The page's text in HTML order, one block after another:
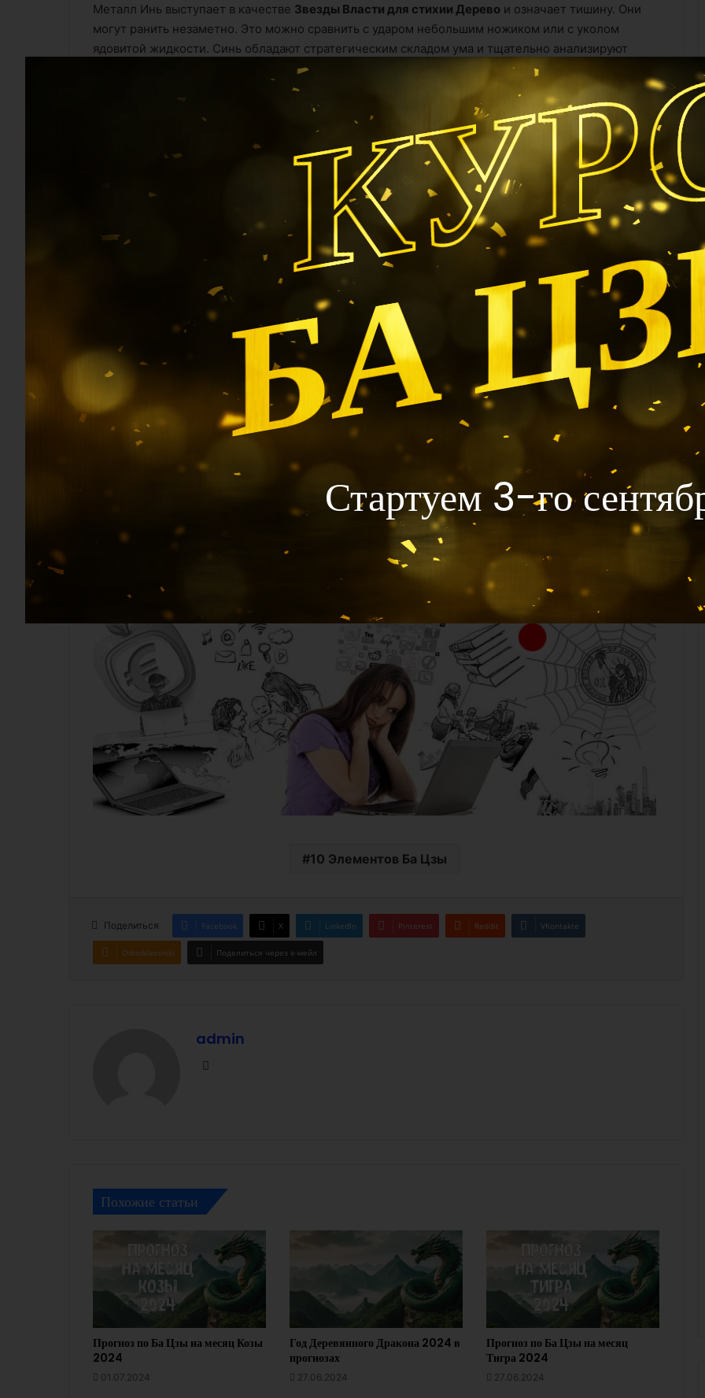
Металл Инь выступает в качестве Звезды Власти для стихии Дерево и означает тишину. Они
могут ранить незаметно. Это можно сравнить с ударом небольшим ножиком или с уколом
ядовитой жидкости. Синь обладают стратегическим складом ума и тщательно анализируют
каждое действие. Жизнь научила этих мягких и уязвимых натур проявлять осторожность при
каждом шаге. Они не сообщают о своих действиях до самого последнего момента, что делает
их скрытными и неумолимыми. Если вы когда – нибудь видели фильм, в котором злодей в конце
описывает свои планы, то этот тот самый образ – они будут хвастаться своими достижениями
только после их безупречного исполнения.
. Это настоящий катализатор. Вода не производится, а
скорее сливается с себе подобными, и катализатором этого влечения является Синь. Он
собирает идеи вместе, обеспечивает их согласованность между собой, и в результате создается
что-то новое. Он как хамелеон, когда речь заходит о чувствах, Металл Инь сливается с
действительностью. Мудрость и эмоциональность формируются главным образом на основании
опыта других людей, ему не нужно переживать эти события самому (способен учиться на
ошибках других людей).
Резюме:
Лично я называю Металл Инь алмазом, потому что у него есть потенциал стать драгоценным
камнем. Стоит ему отбросить чувства, и он становится самым прочным элементом. Мягкость
ему придает эмоциональная привязанность. Таким людям важно чувствовать себя любимыми,
обожаемыми и защищенными. Будьте осторожны, так как они могут затянуть вас в свои
эмоциональные сети.
Б дущее
10 Элементов Ба Цзы
Поделиться Facebook X LinkedIn Pinterest Reddit VKontakte
Odnoklassniki Поделиться через е-мейл
admin
Похожие статьи
Прогноз по Ба Цзы на месяц Козы
2024
01.07.2024
Год Деревянного Дракона 2024 в
прогнозах
27.06.2024
Прогноз по Ба Цзы на месяц
Тигра 2024
27.06.2024
БА
Стартуем 3-го